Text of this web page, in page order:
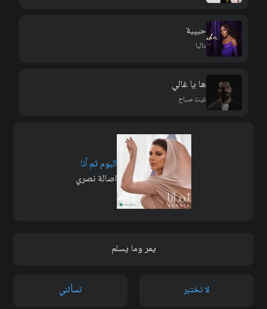
حبيبة
داليا
ها يا غالي
غيث صباح
البوم ثم أنا
اصالة نصري
يمر وما يسلم
لا تختبر تسألني